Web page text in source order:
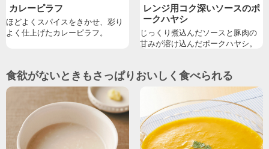
カレーピラフ
ほどよくスパイスをきかせ、彩り
よく仕上げたカレーピラフ。
レンジ用コク深いソースのポ
ークハヤシ
じっくり煮込んだソースと豚肉の
甘みが溶け込んだポークハヤシ。
食欲がないときもさっぱりおいしく食べられる